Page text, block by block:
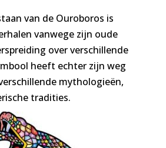
van de Ouroboros is
vanwege zijn oude
over verschillende
heeft echter zijn weg
mythologieën,
tradities.